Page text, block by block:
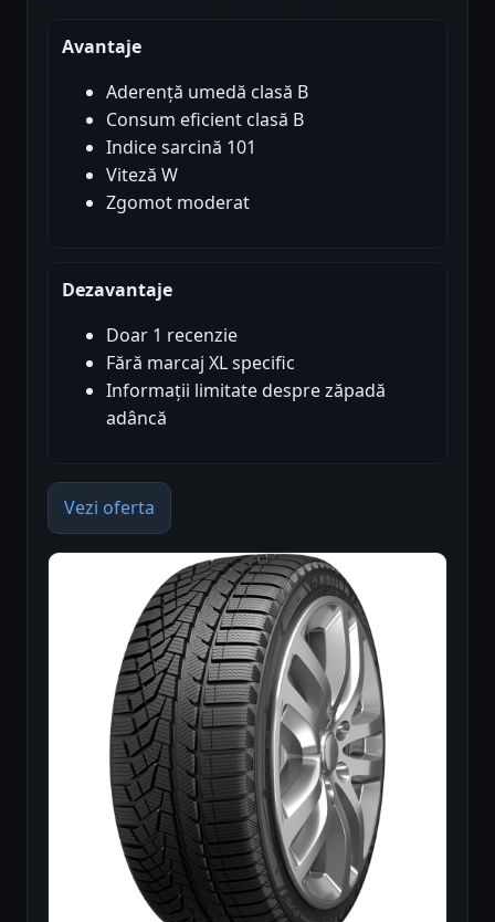
Avantaje
Aderență umedă clasă B
Consum eficient clasă B
Indice sarcină 101
Viteză W
Zgomot moderat
Dezavantaje
Doar 1 recenzie
Fără marcaj XL specific
Informații limitate despre zăpadă
adâncă
Vezi oferta